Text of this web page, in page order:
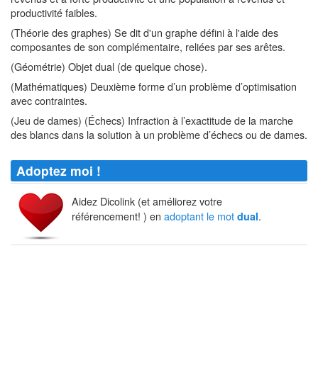
productivité faibles.
(Théorie des graphes) Se dit d'un graphe défini à l'aide des
composantes de son complémentaire, reliées par ses arêtes.
(Géométrie) Objet dual (de quelque chose).
(Mathématiques) Deuxième forme d’un problème d’optimisation
avec contraintes.
(Jeu de dames) (Échecs) Infraction à l’exactitude de la marche
des blancs dans la solution à un problème d’échecs ou de dames.
Adoptez moi !
Aidez Dicolink (et améliorez votre
référencement! ) en adoptant le mot dual.